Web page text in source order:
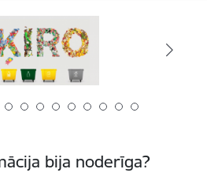
bija noderīga?